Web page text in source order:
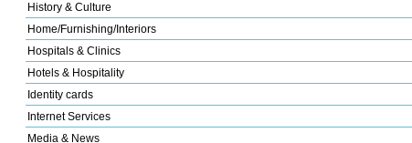
History & Culture
Home/Furnishing/Interiors
Hospitals & Clinics
Hotels & Hospitality
Identity cards
Internet Services
Media & News